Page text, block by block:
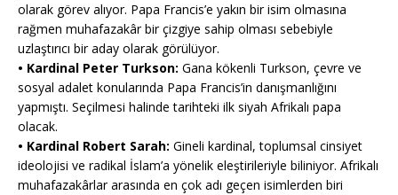
olarak görev alıyor. Papa Francis’e yakın bir isim olmasına
rağmen muhafazakâr bir çizgiye sahip olması sebebiyle
uzlaştırıcı bir aday olarak görülüyor.
•⁠ ⁠Kardinal Peter Turkson: Gana kökenli Turkson, çevre ve
sosyal adalet konularında Papa Francis’in danışmanlığını
yapmıştı. Seçilmesi halinde tarihteki ilk siyah Afrikalı papa
olacak.
•⁠ ⁠Kardinal Robert Sarah: Gineli kardinal, toplumsal cinsiyet
ideolojisi ve radikal İslam’a yönelik eleştirileriyle biliniyor. Afrikalı
muhafazakârlar arasında en çok adı geçen isimlerden biri